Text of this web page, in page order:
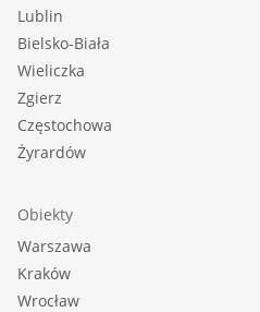
Lublin
Bielsko-Biała
Wieliczka
Zgierz
Częstochowa
Żyrardów
Obiekty
Warszawa
Kraków
Wrocław